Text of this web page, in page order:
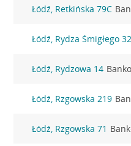
Łódź, Retkińska 79C
Łódź, Rydza Śmigłego
Łódź, Rydzowa 14
Łódź, Rzgowska 219
Łódź, Rzgowska 71